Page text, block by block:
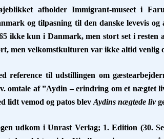
afholder Immigrant-museet i
og tilpasning til den danske levevis
ikke kun i Danmark, men stort set i
men velkomstkulturen var ikke altid venlig
reference til udstillingen om
omtale af ”Aydin – erindring om et nægtet
lidt vemod og patos blev Aydins nægtede liv
udkom i Unrast Verlag; 1. Edition (30.